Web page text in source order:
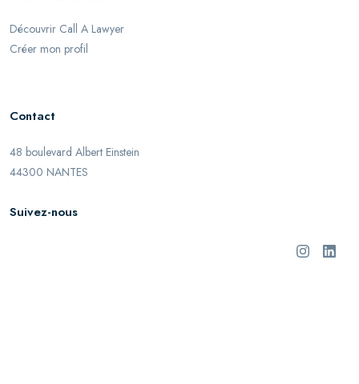
Découvrir Call A Lawyer
Créer mon profil
Contact
48 boulevard Albert Einstein
44300 NANTES
Suivez-nous